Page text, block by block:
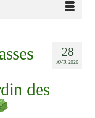
28
AVR 2026
des